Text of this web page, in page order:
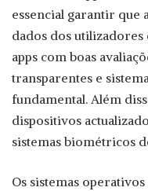
essencial garantir que
dados dos utilizadores
apps com boas
transparentes e
fundamental. Além
dispositivos
sistemas biométricos
Os sistemas